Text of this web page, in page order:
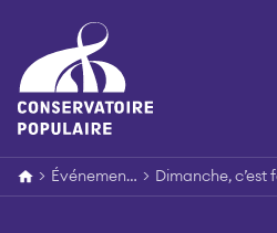
content
> Événements >